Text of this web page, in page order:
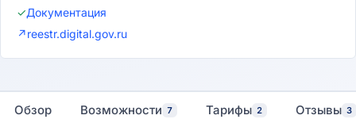
✓Документация
↗reestr.digital.gov.ru
Обзор Возможности 7 Тарифы 2 Отзывы 3